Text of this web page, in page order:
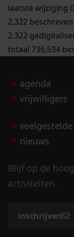
laatste wijziging
2.322
2.322
totaal 736.594
agenda
vrijwilligers
nieuws
Blijf op de
activiteiten.
inschrijven